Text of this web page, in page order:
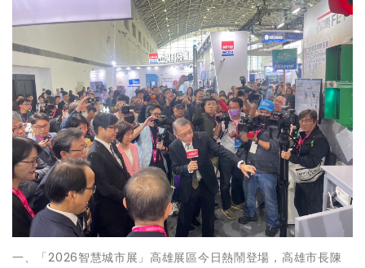
一、「2026智慧城市展」高雄展區今日熱鬧登場，高雄市長陳